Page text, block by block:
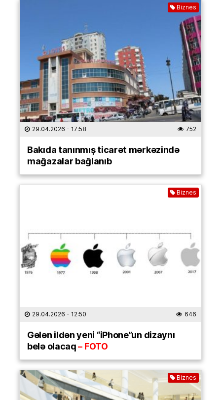
Biznes
29.04.2026 - 17:58 752
Bakıda tanınmış ticarət mərkəzində
mağazalar bağlanıb
Biznes
29.04.2026 - 12:50 646
Gələn ildən yeni “iPhone”un dizaynı
beləolacaq– FOTO
Biznes